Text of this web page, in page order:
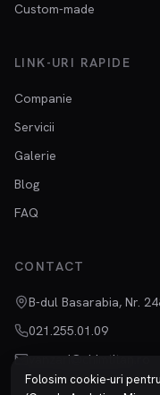
Custom-made
LINK-URI RAPIDE
Companie
Servicii
Galerie
Blog
FAQ
CONTACT
B-dul Basarabia, Nr.
021.255.01.09
vanzari@chimtitan.ro
Folosim cookie-uri